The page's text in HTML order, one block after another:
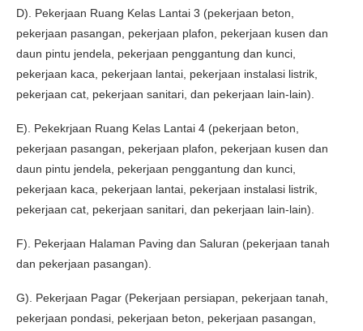
D). Pekerjaan Ruang Kelas Lantai 3 (pekerjaan beton,
pekerjaan pasangan, pekerjaan plafon, pekerjaan kusen dan
daun pintu jendela, pekerjaan penggantung dan kunci,
pekerjaan kaca, pekerjaan lantai, pekerjaan instalasi listrik,
pekerjaan cat, pekerjaan sanitari, dan pekerjaan lain-lain).
E). Pekekrjaan Ruang Kelas Lantai 4 (pekerjaan beton,
pekerjaan pasangan, pekerjaan plafon, pekerjaan kusen dan
daun pintu jendela, pekerjaan penggantung dan kunci,
pekerjaan kaca, pekerjaan lantai, pekerjaan instalasi listrik,
pekerjaan cat, pekerjaan sanitari, dan pekerjaan lain-lain).
F). Pekerjaan Halaman Paving dan Saluran (pekerjaan tanah
dan pekerjaan pasangan).
G). Pekerjaan Pagar (Pekerjaan persiapan, pekerjaan tanah,
pekerjaan pondasi, pekerjaan beton, pekerjaan pasangan,